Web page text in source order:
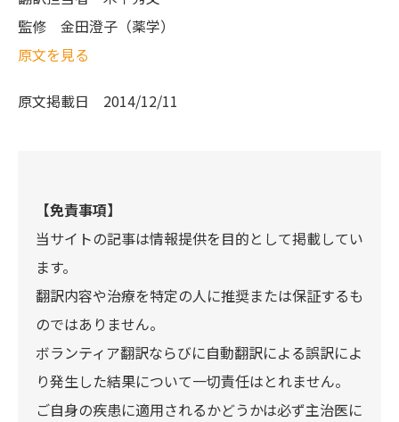
監修 金田澄子（薬学）
原文を見る
原文掲載日 2014/12/11
【免責事項】
当サイトの記事は情報提供を目的として掲載してい
ます。
翻訳内容や治療を特定の人に推奨または保証するも
のではありません。
ボランティア翻訳ならびに自動翻訳による誤訳によ
り発生した結果について一切責任はとれません。
ご自身の疾患に適用されるかどうかは必ず主治医に